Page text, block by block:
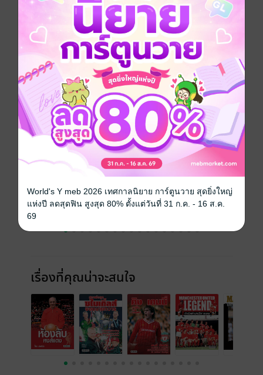
ฟุตบอลสยาม Vol.1724
ประเภทไฟล์ pdf
วันที่วางขาย 09 พฤศจิกายน 2565
ความยาว 52 หน้า
ราคาปก 25 บาท
ฉบับย้อนหลัง ดูทั้งหมด
เรื่องที่คุณน่าจะสนใจ
World's Y meb 2026 เทศกาลนิยาย การ์ตูนวาย สุดยิ่งใหญ่
แห่งปี ลดสุดฟิน สูงสุด 80% ตั้งแต่วันที่ 31 ก.ค. - 16 ส.ค.
69